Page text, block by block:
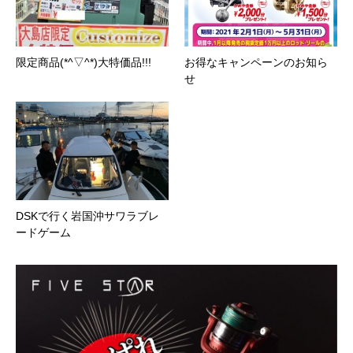
限定商品(*^▽^*)大特価品!!!
お得なキャンペーンのお知ら
せ
DSKで行く岩国沖サワラブレ
ードゲーム